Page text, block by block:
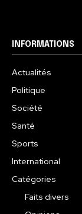
INFORMATIONS
Actualités
Politique
Société
Santé
Sports
International
Catégories
Faits divers